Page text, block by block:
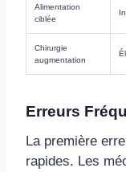
Alimentation
ciblée
Chirurgie
augmentation
Erreurs
La première
rapides. Les